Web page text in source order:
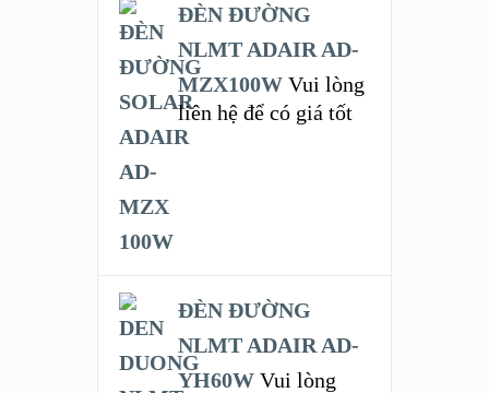
ĐÈN ĐƯỜNG
NLMT ADAIR AD-
MZX100W Vui lòng
liên hệ để có giá tốt
ĐÈN ĐƯỜNG
NLMT ADAIR AD-
YH60W Vui lòng